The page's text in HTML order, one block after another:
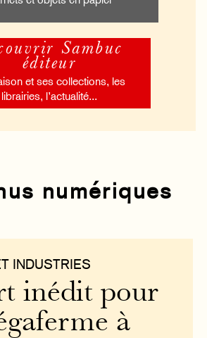
Sambuc
éditeur
et ses collections, les
librairies, l’actualité...
numériques
INDUSTRIES
inédit pour
à